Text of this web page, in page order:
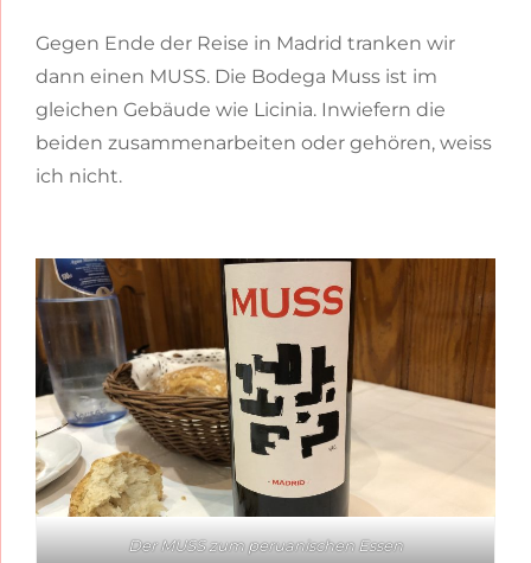
Gegen Ende der Reise in Madrid tranken wir
dann einen MUSS. Die Bodega Muss ist im
gleichen Gebäude wie Licinia. Inwiefern die
beiden zusammenarbeiten oder gehören, weiss
ich nicht.
Der MUSS zum peruanischen Essen